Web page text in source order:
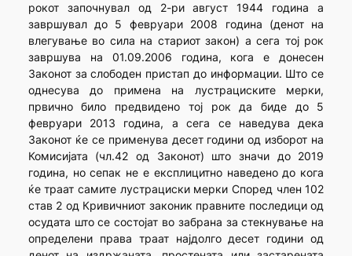
рокот започнувал од 2-ри август 1944 година а
завршувал до 5 февруари 2008 година (денот на
влегување во сила на стариот закон) а сега тој рок
завршува на 01.09.2006 година, кога е донесен
Законот за слободен пристап до информации. Што се
однесува до примена на лустрациските мерки,
првично било предвидено тој рок да биде до 5
февруари 2013 година, а сега се наведува дека
Законот ќе се применува десет години од изборот на
Комисијата (чл.42 од Законот) што значи до 2019
година, но сепак не е експлицитно наведено до кога
ќе траат самите лустрациски мерки Според член 102
став 2 од Кривичниот законик правните последици од
осудата што се состојат во забрана за стекнување на
определени права траат најдолго десет години од